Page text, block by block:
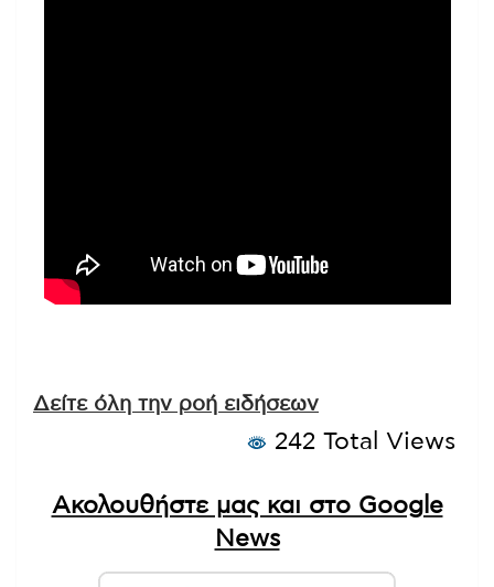
Δείτε όλη την ροή ειδήσεων
242 Total Views
Ακολουθήστε μας και στο Google
News